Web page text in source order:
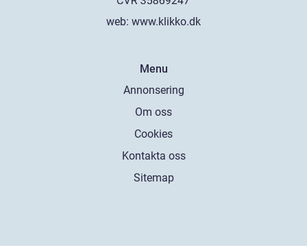
web: www.klikko.dk
Menu
Annonsering
Om oss
Cookies
Kontakta oss
Sitemap